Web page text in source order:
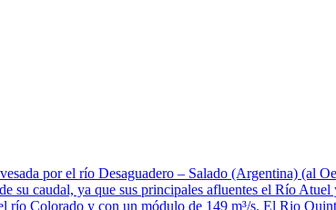
por el río Desaguadero – Salado (Argentina) (al
caudal, ya que sus principales afluentes el Río
Colorado y con un módulo de 149 m³/s. El Rio